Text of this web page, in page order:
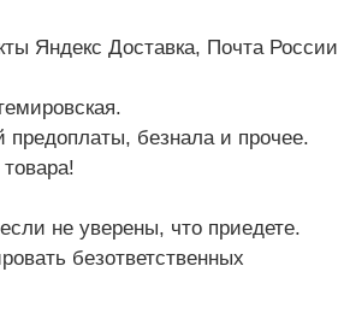
Яндекс Доставка, Почта России
предоплаты, безнала и прочее.
не уверены, что приедете.
безответственных